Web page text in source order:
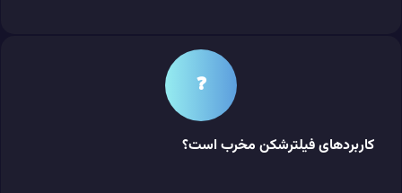
کاربردهای فیلترشکن مخرب است؟
❓